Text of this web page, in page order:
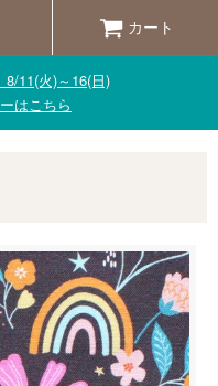
カート
8/11(火)～16(日)
はこちら